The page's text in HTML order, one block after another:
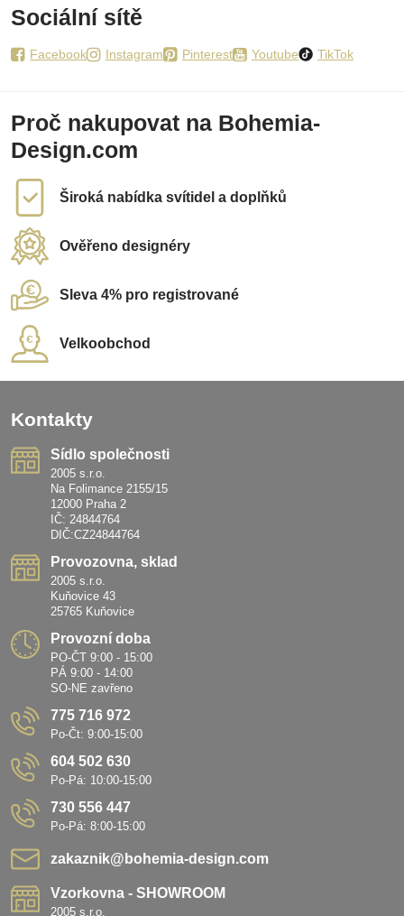
Sociální sítě
Facebook Instagram Pinterest Youtube TikTok
Proč nakupovat na Bohemia-
Design.com
Široká nabídka svítidel a doplňků
Ověřeno designéry
Sleva 4% pro registrované
Velkoobchod
Kontakty
Sídlo společnosti
2005 s.r.o.
Na Folimance 2155/15
12000 Praha 2
IČ: 24844764
DIČ:CZ24844764
Provozovna, sklad
2005 s.r.o.
Kuňovice 43
25765 Kuňovice
Provozní doba
PO-ČT 9:00 - 15:00
PÁ 9:00 - 14:00
SO-NE zavřeno
775 716 972
Po-Čt: 9:00-15:00
604 502 630
Po-Pá: 10:00-15:00
730 556 447
Po-Pá: 8:00-15:00
zakaznik​@bohemia-design​.com
Vzorkovna - SHOWROOM
2005 s.r.o.